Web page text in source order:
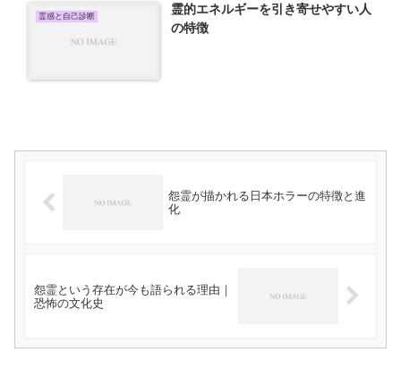
霊感と自己診断
霊的エネルギーを引き寄せやすい人
の特徴
怨霊が描かれる日本ホラーの特徴と進
化
怨霊という存在が今も語られる理由｜
恐怖の文化史